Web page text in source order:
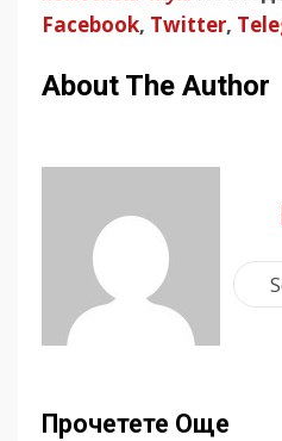
Facebook, Twitter,
About The Author
Прочетете Още